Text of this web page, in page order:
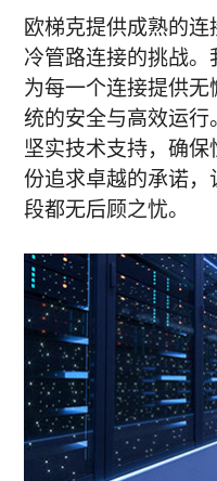
欧梯克提供成熟的
冷管路连接的挑战。
为每一个连接提供
统的安全与高效运
坚实技术支持，确
份追求卓越的承诺
段都无后顾之忧。